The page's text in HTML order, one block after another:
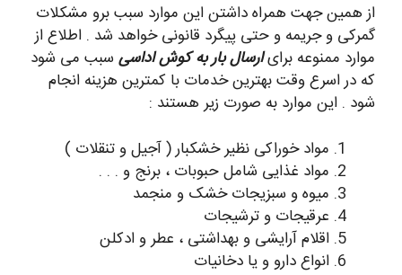
از همین جهت همراه داشتن این موارد سبب برو مشکلات
گمرکی و جریمه و حتی پیگرد قانونی خواهد شد . اطلاع از
موارد ممنوعه برایارسال بار به کوش اداسی سبب می شود
که در اسرع وقت بهترین خدمات با کمترین هزینه انجام
شود . این موارد به صورت زیر هستند :
مواد خوراکی نظیر خشکبار ( آجیل و تنقلات )
مواد غذایی شامل حبوبات ، برنج و . . .
میوه و سبزیجات خشک و منجمد
عرقیجات و ترشیجات
اقلام آرایشی و بهداشتی ، عطر و ادکلن
انواع دارو و یا دخانیات